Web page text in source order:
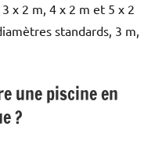
x 2 m, 4 x 2 m et 5 x 2
standards, 3 m,
une piscine en
?